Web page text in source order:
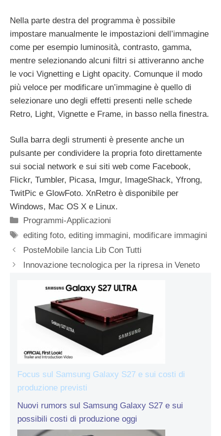
Nella parte destra del programma è possibile
impostare manualmente le impostazioni dell’immagine
come per esempio luminosità, contrasto, gamma,
mentre selezionando alcuni filtri si attiveranno anche
le voci Vignetting e Light opacity. Comunque il modo
più veloce per modificare un’immagine è quello di
selezionare uno degli effetti presenti nelle schede
Retro, Light, Vignette e Frame, in basso nella finestra.
Sulla barra degli strumenti è presente anche un
pulsante per condividere la propria foto direttamente
sui social network e sui siti web come Facebook,
Flickr, Tumbler, Picasa, Imgur, ImageShack, Yfrong,
TwitPic e GlowFoto. XnRetro è disponibile per
Windows, Mac OS X e Linux.
Categorie
Programmi-Applicazioni
Tag
editing foto,editing immagini, modificare immagini
PosteMobile lancia Lib Con Tutti
Innovazione tecnologica per la ripresa in Veneto
Focus sul Samsung Galaxy S27 e sui costi di
produzione previsti
Nuovi rumors sul Samsung Galaxy S27 e sui
possibili costi di produzione oggi